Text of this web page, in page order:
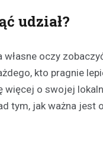
udział?
oczy
kto pragnie
więcej o swojej
tym, jak ważna jest